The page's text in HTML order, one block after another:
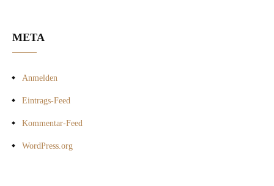
META
Anmelden
Eintrags-Feed
Kommentar-Feed
WordPress.org